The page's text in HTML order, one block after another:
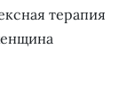
терапия